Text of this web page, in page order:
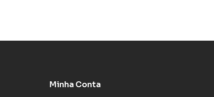
Minha Conta